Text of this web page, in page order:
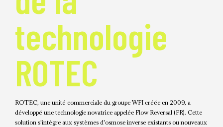
technologie
ROTEC
ROTEC, une unité commerciale du groupe WFI créée en 2009, a
développé une technologie novatrice appelée Flow Reversal (FR). Cette
solution s'intègre aux systèmes d'osmose inverse existants ou nouveaux